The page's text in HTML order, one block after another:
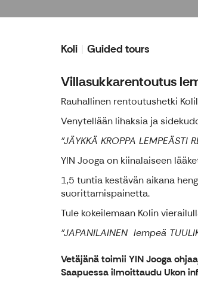
Koli Guided tours
Villasukkarentoutus
Rauhallinen rentoutushetki
Venytellään lihaksia ja
"JÄYKKÄ KROPPA LEMPEÄSTI
YIN Jooga on kiinalaiseen
1,5 tuntia kestävän aikana
suorittamispainetta.
Tule kokeilemaan Kolin
"JAPANILAINEN lempeä
Vetäjänä toimii YIN Jooga
Saapuessa ilmoittaudu Ukon